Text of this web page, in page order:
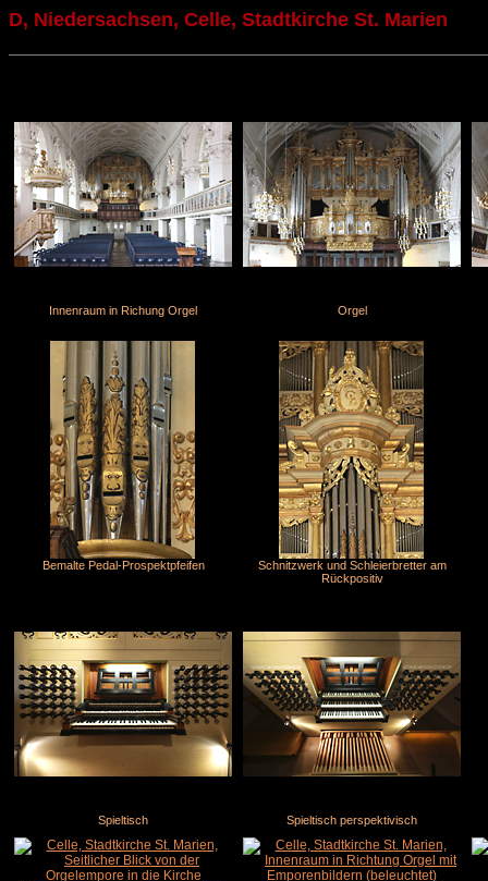
D, Niedersachsen, Celle, Stadtkirche St. Marien
Innenraum in Richung Orgel Orgel
Bemalte Pedal-Prospektpfeifen
Schnitzwerk und Schleierbretter am
Rückpositiv
Spieltisch Spieltisch perspektivisch